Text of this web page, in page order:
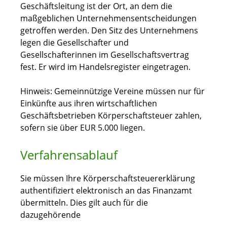
Geschäftsleitung ist der Ort, an dem die
maßgeblichen Unternehmensentscheidungen
getroffen werden. Den Sitz des Unternehmens
legen die Gesellschafter und
Gesellschafterinnen im Gesellschaftsvertrag
fest. Er wird im Handelsregister eingetragen.
Hinweis: GemeinnützigeVereine müssen nur für
Einkünfte aus ihren wirtschaftlichen
Geschäftsbetrieben Körperschaftsteuer zahlen,
sofern sie über EUR 5.000 liegen.
Verfahrensablauf
Sie müssen Ihre Körperschaftsteuererklärung
authentifiziert elektronisch an das Finanzamt
übermitteln. Dies gilt auch für die
dazugehörende